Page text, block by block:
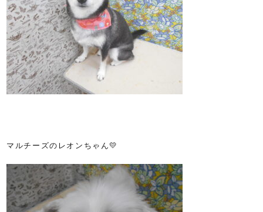
マルチーズのレオンちゃん💛